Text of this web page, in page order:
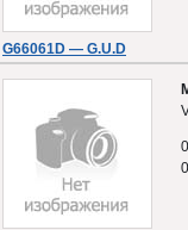
G66061D — G.U.D